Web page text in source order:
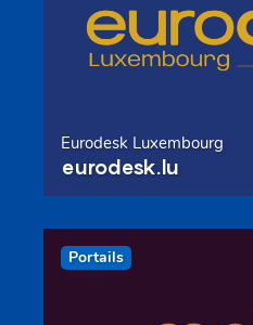
Eurodesk Luxembourg
eurodesk.lu
Portails